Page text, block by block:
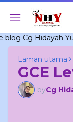
Hidayah
Laman utama
GCE
byCg